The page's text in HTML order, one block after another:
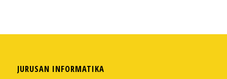
JURUSAN INFORMATIKA